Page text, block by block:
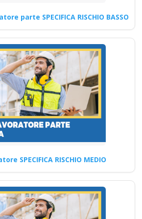
specifico per lavoratori
a pericoli Corso
di Lavoro Modulo…
Continua
Quali sono le
di
che potrò
acquisire
ai
di sicurezza sul
del prossimo
anno?
parte SPECIFICA RISCHIO BASSO
SPECIFICA RISCHIO MEDIO